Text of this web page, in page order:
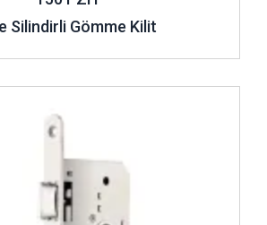
Silindirli Gömme Kilit